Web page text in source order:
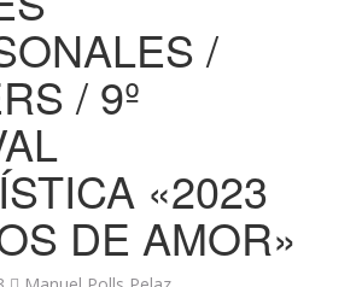
/
/ 9º
«2023
DE AMOR»